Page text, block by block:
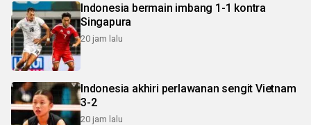
Indonesia bermain imbang 1-1 kontra
Singapura
20 jam lalu
Indonesia akhiri perlawanan sengit Vietnam
3-2
20 jam lalu